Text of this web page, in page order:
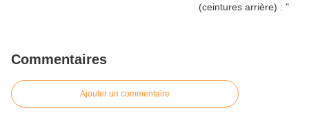
Commentaires
Ajouter un commentaire